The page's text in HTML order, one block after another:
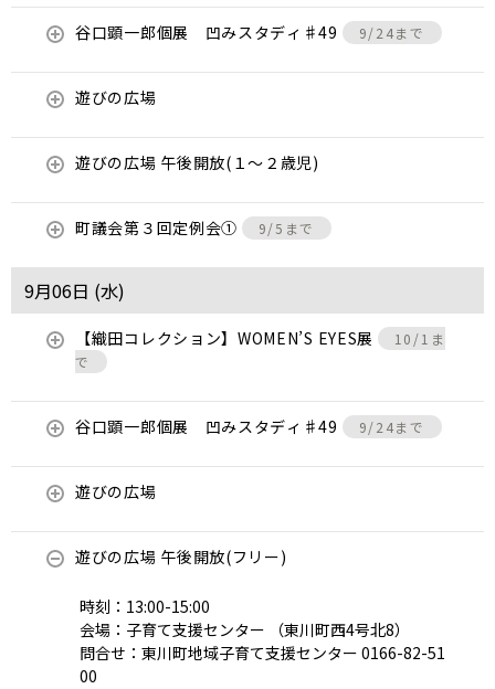
谷口顕一郎個展 凹みスタディ♯49 9/24まで
遊びの広場
遊びの広場 午後開放(１～２歳児)
町議会第３回定例会① 9/5まで
9月06日 (水)
【織田コレクション】WOMEN’S EYES展
10/1ま
で
谷口顕一郎個展 凹みスタディ♯49 9/24まで
遊びの広場
遊びの広場 午後開放(フリー)
時刻：13:00-15:00
会場：子育て支援センター （東川町西4号北8）
問合せ：東川町地域子育て支援センター 0166-82-51
00